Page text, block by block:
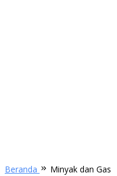
Beranda Minyak dan Gas